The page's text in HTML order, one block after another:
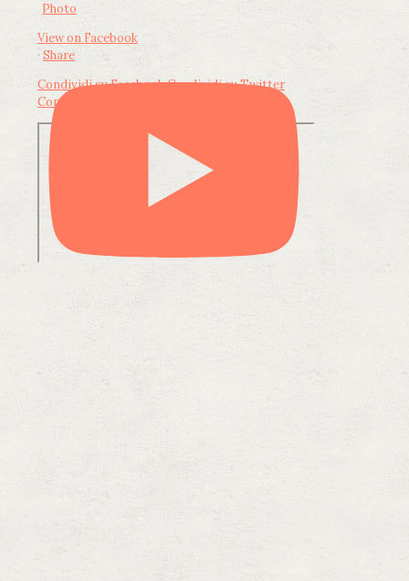
Photo
View on Facebook
· Share
Condividi su FacebookCondividi su Twitter
Condividi su LinkedIn